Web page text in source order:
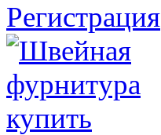
Регистрация